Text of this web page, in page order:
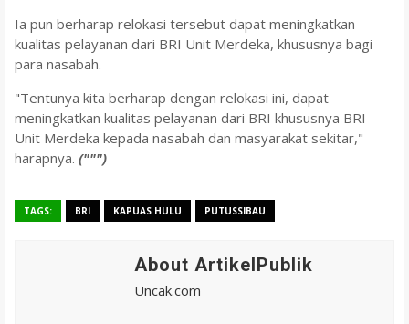
Ia pun berharap relokasi tersebut dapat meningkatkan
kualitas pelayanan dari BRI Unit Merdeka, khususnya bagi
para nasabah.
"Tentunya kita berharap dengan relokasi ini, dapat
meningkatkan kualitas pelayanan dari BRI khususnya BRI
Unit Merdeka kepada nasabah dan masyarakat sekitar,"
harapnya. (""")
TAGS: BRI KAPUAS HULU PUTUSSIBAU
About ArtikelPublik
Uncak.com